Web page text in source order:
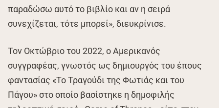
παραδώσω αυτό το βιβλίο και αν η σειρά
συνεχίζεται, τότε μπορεί», διευκρίνισε.
Τον Οκτώβριο του 2022, ο Αμερικανός
συγγραφέας, γνωστός ως δημιουργός του έπους
φαντασίας «Το Τραγούδι της Φωτιάς και του
Πάγου» στο οποίο βασίστηκε η δημοφιλής